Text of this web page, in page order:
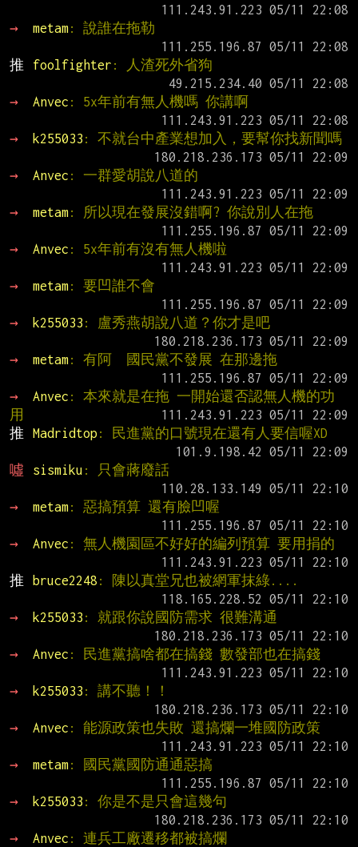
→
metam: 說誰在拖勒
推
foolfighter : 人渣死外省狗
→
Anvec : 5x年前有無人機嗎 你講啊
→
k255033 : 不就台中產業想加入，要幫你找新聞嗎
→
Anvec : 一群愛胡說八道的
→
metam: 所以現在發展沒錯啊? 你說別人在拖
→
Anvec : 5x年前有沒有無人機啦
→
metam: 要凹誰不會
→
k255033 : 盧秀燕胡說八道？你才是吧
→
metam: 有阿  國民黨不發展 在那邊拖
→
Anvec : 本來就是在拖 一開始還否認無人機的功
用
推
Madridtop : 民進黨的口號現在還有人要信喔XD
噓
sismiku : 只會蔣廢話
→
metam: 惡搞預算 還有臉凹喔
→
Anvec : 無人機園區不好好的編列預算 要用捐的
推
bruce2248 : 陳以真堂兄也被網軍抹綠....
→
k255033 : 就跟你說國防需求 很難溝通
→
Anvec : 民進黨搞啥都在搞錢 數發部也在搞錢
→
k255033 : 講不聽！！
→
Anvec : 能源政策也失敗 還搞爛一堆國防政策
→
metam: 國民黨國防通通惡搞
→
k255033 : 你是不是只會這幾句
→
Anvec : 連兵工廠遷移都被搞爛